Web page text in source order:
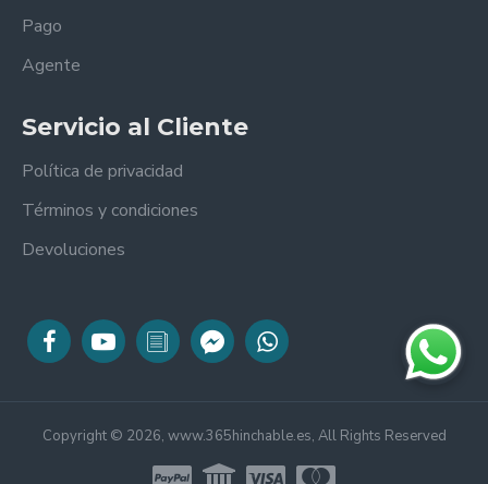
Pago
Agente
Servicio al Cliente
Política de privacidad
Términos y condiciones
Devoluciones
Copyright © 2026, www.365hinchable.es, All Rights Reserved